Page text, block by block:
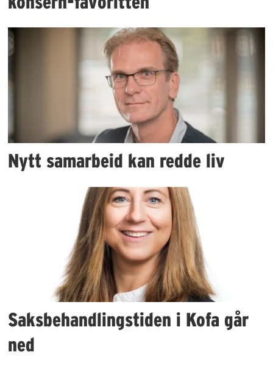
Nytt samarbeid kan redde liv
Saksbehandlingstiden i Kofa går
ned